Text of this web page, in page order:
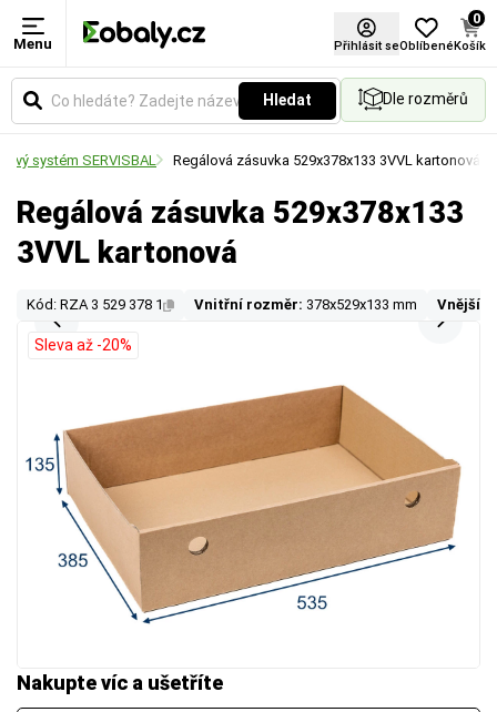
Menu Přihlásit seOblíbené
0
Košík
Hledat Dle rozměrů
systém SERVISBAL Regálová zásuvka 529x378x133 3VVL kartonová
Regálová zásuvka 529x378x133
3VVL kartonová
Kód: RZA 3 529 378 1 Vnitřní rozměr: 378x529x133 mm Vnější
Nakupte víc a ušetříte
Sleva až -20%